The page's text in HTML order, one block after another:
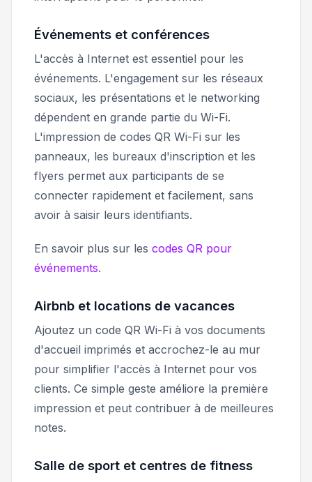
Événements et conférences
L'accès à Internet est essentiel pour les
événements. L'engagement sur les réseaux
sociaux, les présentations et le networking
dépendent en grande partie du Wi-Fi.
L'impression de codes QR Wi-Fi sur les
panneaux, les bureaux d'inscription et les
flyers permet aux participants de se
connecter rapidement et facilement, sans
avoir à saisir leurs identifiants.
En savoir plus sur les codes QR pour
événements.
Airbnb et locations de vacances
Ajoutez un code QR Wi-Fi à vos documents
d'accueil imprimés et accrochez-le au mur
pour simplifier l'accès à Internet pour vos
clients. Ce simple geste améliore la première
impression et peut contribuer à de meilleures
notes.
Salle de sport et centres de fitness